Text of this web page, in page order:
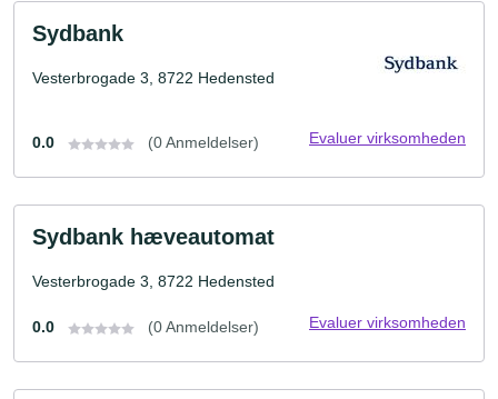
Sydbank
Vesterbrogade 3, 8722 Hedensted
0.0 (0 Anmeldelser) Evaluer virksomheden
Sydbank hæveautomat
Vesterbrogade 3, 8722 Hedensted
0.0 (0 Anmeldelser) Evaluer virksomheden